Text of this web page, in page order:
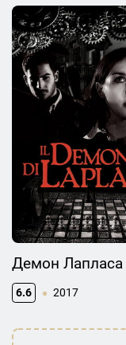
Демон Лапласа
6.6 2017